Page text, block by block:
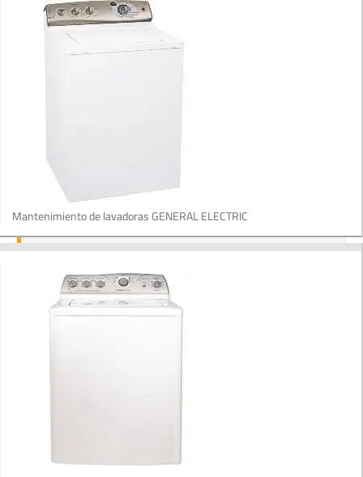
Mantenimiento de lavadoras GENERAL ELECTRIC